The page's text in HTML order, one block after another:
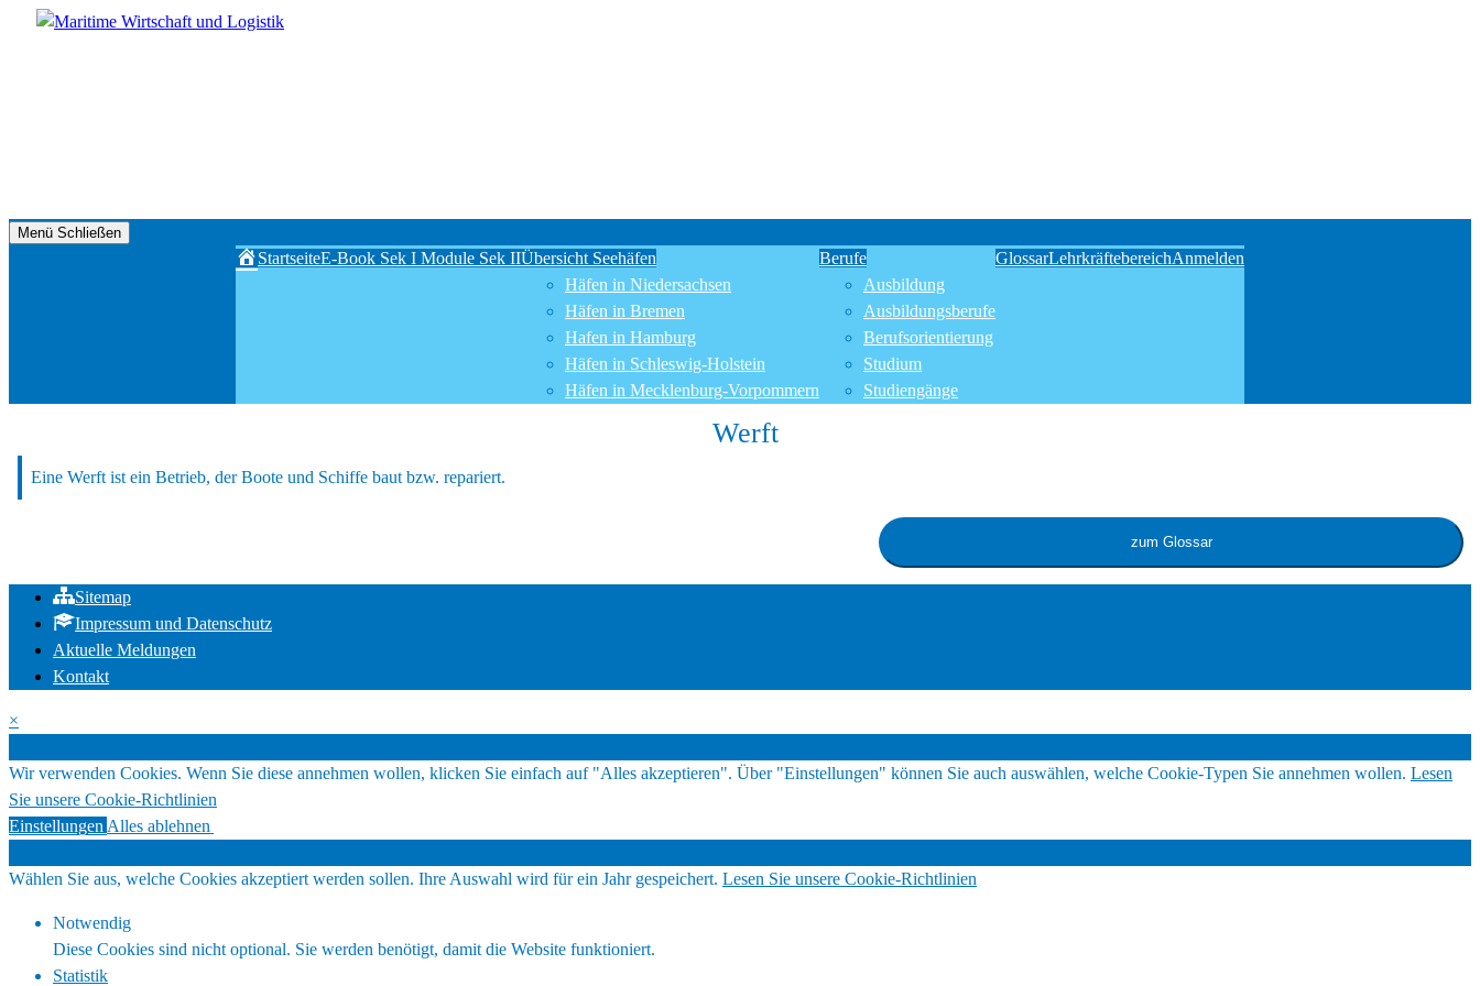
Zum
Maritime
Menü Schließen
StartseiteE-Book Sek I Module Sek IIÜbersicht Seehäfen
Häfen in Niedersachsen
Häfen in Bremen
Hafen in Hamburg
Häfen in Schleswig-Holstein
Häfen in Mecklenburg-Vorpommern
Berufe
Ausbildung
Ausbildungsberufe
Berufsorientierung
Studium
Studiengänge
GlossarLehrkräftebereichAnmelden
Werft
Eine Werft ist ein Betrieb, der Boote und Schiffe baut bzw. repariert.
Sitemap
Impressum und Datenschutz
Aktuelle Meldungen
Kontakt
×
Wir verwenden Cookies. Wenn Sie diese annehmen wollen, klicken Sie einfach auf "Alles akzeptieren". Über "Einstellungen" können Sie auch auswählen, welche Cookie-Typen Sie annehmen wollen. Lesen
Sie unsere Cookie-Richtlinien
Einstellungen Alles ablehnen
Wählen Sie aus, welche Cookies akzeptiert werden sollen. Ihre Auswahl wird für ein Jahr gespeichert. Lesen Sie unsere Cookie-Richtlinien
Notwendig
Diese Cookies sind nicht optional. Sie werden benötigt, damit die Website funktioniert.
Statistik